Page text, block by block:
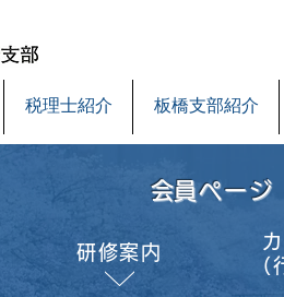
税理士紹介 板橋支部紹介
​会員ページ
研修案内
（